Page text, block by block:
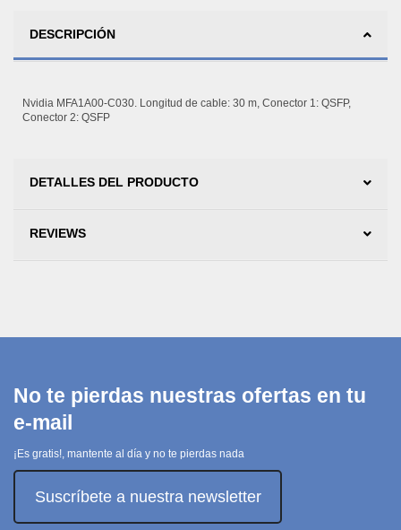
DESCRIPCIÓN
Nvidia MFA1A00-C030. Longitud de cable: 30 m, Conector 1: QSFP,
Conector 2: QSFP
DETALLES DEL PRODUCTO
REVIEWS
No te pierdas nuestras ofertas en tu
e-mail
¡Es gratis!, mantente al día y no te pierdas nada
Suscríbete a nuestra newsletter